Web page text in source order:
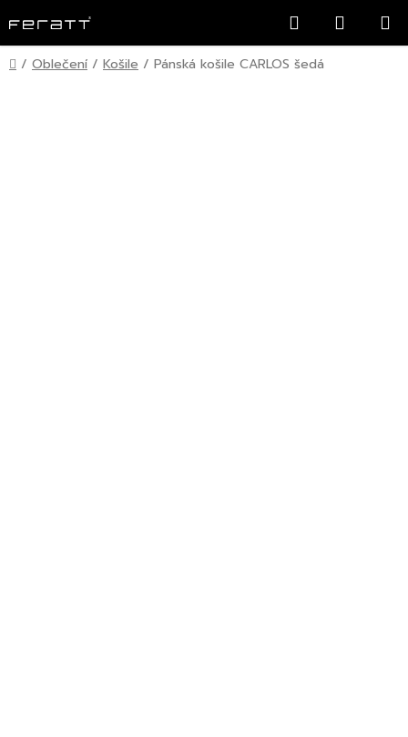
na
obsah
Hledat
KOŠÍK
Domů
/ Oblečení / Košile / Pánská košile CARLOS šedá